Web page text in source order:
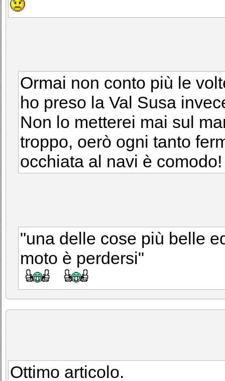
Ormai non conto più le
ho preso la Val Susa
Non lo metterei mai sul
troppo, oerò ogni tanto
occhiata al navi è comodo!
"una delle cose più belle
moto è perdersi"
Ottimo articolo.